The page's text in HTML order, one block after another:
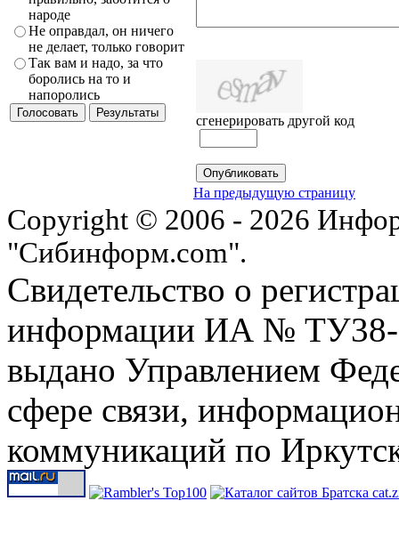
народе
Не оправдал, он ничего
не делает, только говорит
Так вам и надо, за что
боролись на то и
напоролись
сгенерировать другой код
На предыдущую страницу
Copyright © 2006 - 2026
"Сибинформ.com".
Свидетельство о
информации ИА № ТУ38-
выдано Управлением
сфере связи,
коммуникаций по